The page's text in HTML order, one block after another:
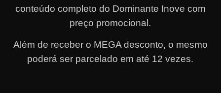
conteúdo completo do Dominante Inove com
preço promocional.
Além de receber o MEGA desconto, o mesmo
poderá ser parcelado em até 12 vezes.